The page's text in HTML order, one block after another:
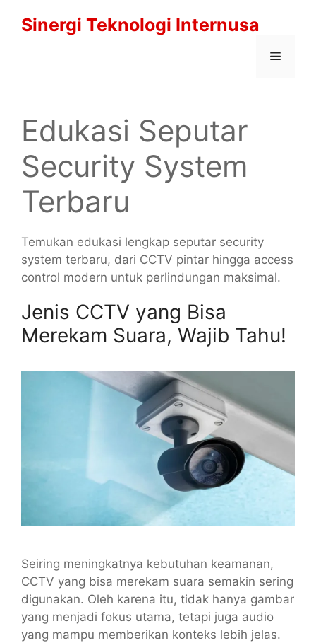
Sinergi Teknologi Internusa
Menu
Edukasi Seputar
Security System
Terbaru
Temukan edukasi lengkap seputar security
system terbaru, dari CCTV pintar hingga access
control modern untuk perlindungan maksimal.
Jenis CCTV yang Bisa
Merekam Suara, Wajib Tahu!
Seiring meningkatnya kebutuhan keamanan,
CCTV yang bisa merekam suara semakin sering
digunakan. Oleh karena itu, tidak hanya gambar
yang menjadi fokus utama, tetapi juga audio
yang mampu memberikan konteks lebih jelas.